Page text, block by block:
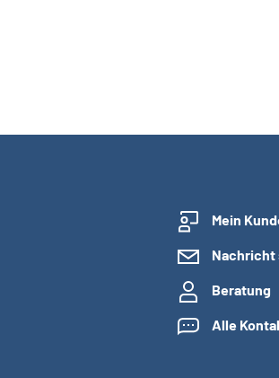
Mein
Nachricht
Beratung
Alle